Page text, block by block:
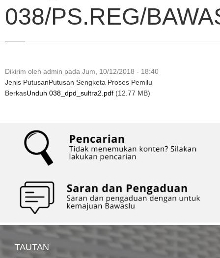
038/PS.REG/
Dikirim oleh admin pada Jum, 10/12/2018 - 18:40
Jenis PutusanPutusan Sengketa Proses Pemilu
BerkasUnduh 038_dpd_sultra2.pdf (12.77 MB)
TAUTAN